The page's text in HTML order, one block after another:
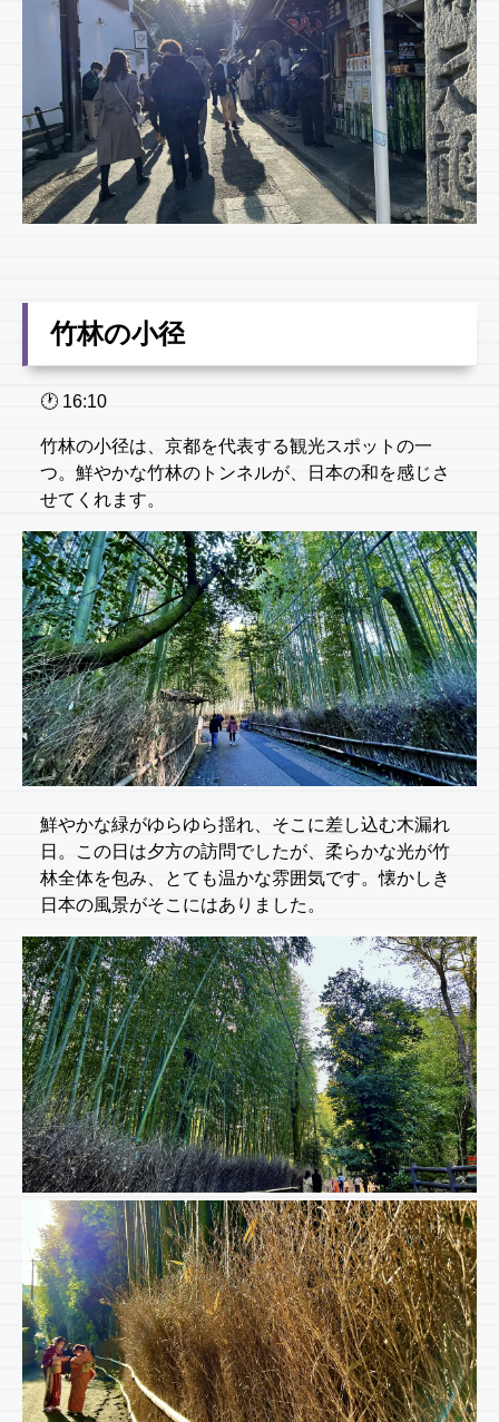
竹林の小径
🕐️ 16:10
竹林の小径は、京都を代表する観光スポットの一
つ。鮮やかな竹林のトンネルが、日本の和を感じさ
せてくれます。
鮮やかな緑がゆらゆら揺れ、そこに差し込む木漏れ
日。この日は夕方の訪問でしたが、柔らかな光が竹
林全体を包み、とても温かな雰囲気です。懐かしき
日本の風景がそこにはありました。